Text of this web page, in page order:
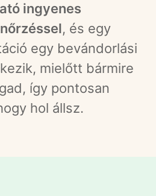
ingyenes
, és egy
egy bevándorlási
mielőtt bármire
így pontosan
hol állsz.